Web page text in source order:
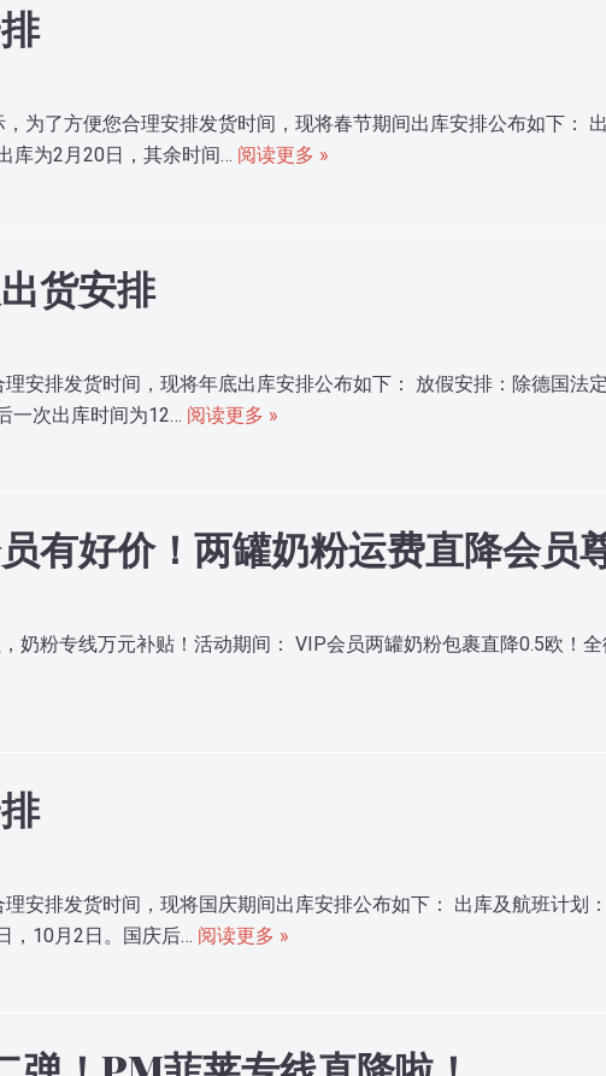
为了方便您合理安排发货时间，现将春节期间出库安排公布如下：
库为2月20日，其余时间… 阅读更多 »
货安排
安排发货时间，现将年底出库安排公布如下： 放假安排：除德国法
一次出库时间为12… 阅读更多 »
有好价！两罐奶粉运费直降会员
奶粉专线万元补贴！活动期间： VIP会员两罐奶粉包裹直降0.5欧！
安排发货时间，现将国庆期间出库安排公布如下： 出库及航班计划
，10月2日。国庆后… 阅读更多 »